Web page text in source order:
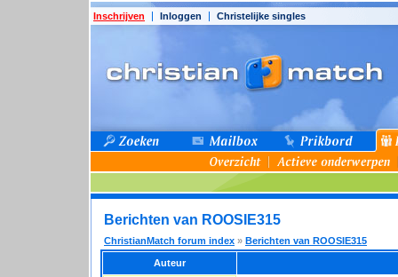
Inschrijven Inloggen Christelijke singles
Berichten van ROOSIE315
ChristianMatch forum index » Berichten van ROOSIE315
Auteur